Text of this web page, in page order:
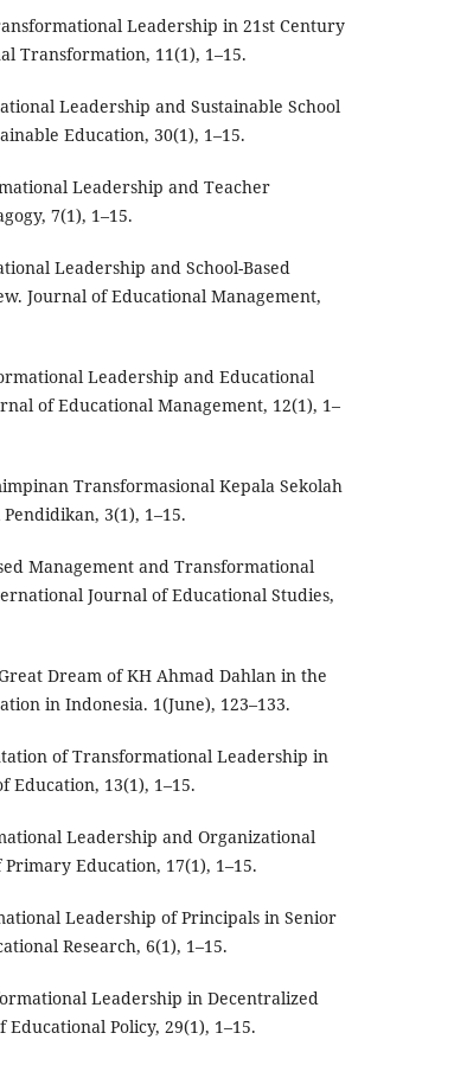
Leadership in 21st Century
Transformation, 11(1), 1–15.
Leadership and Sustainable School
Education, 30(1), 1–15.
Leadership and Teacher
7(1), 1–15.
Leadership and School-Based
Journal of Educational Management,
Leadership and Educational
of Educational Management, 12(1), 1–
Transformasional Kepala Sekolah
3(1), 1–15.
Management and Transformational
Journal of Educational Studies,
Dream of KH Ahmad Dahlan in the
in Indonesia. 1(June), 123–133.
of Transformational Leadership in
Education, 13(1), 1–15.
Leadership and Organizational
Education, 17(1), 1–15.
Leadership of Principals in Senior
Research, 6(1), 1–15.
Leadership in Decentralized
Policy, 29(1), 1–15.